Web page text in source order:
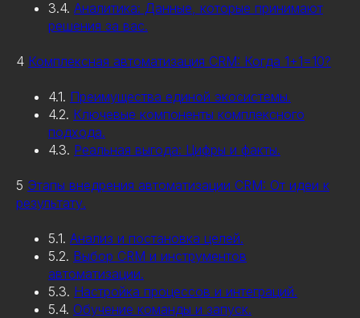
3.4. Аналитика: Данные, которые принимают
решения за вас.
4 Комплексная автоматизация CRM: Когда 1+1=10?
4.1. Преимущества единой экосистемы.
4.2. Ключевые компоненты комплексного
подхода.
4.3. Реальная выгода: Цифры и факты.
5 Этапы внедрения автоматизации CRM: От идеи к
результату.
5.1. Анализ и постановка целей.
5.2. Выбор CRM и инструментов
автоматизации.
5.3. Настройка процессов и интеграций.
5.4. Обучение команды и запуск.